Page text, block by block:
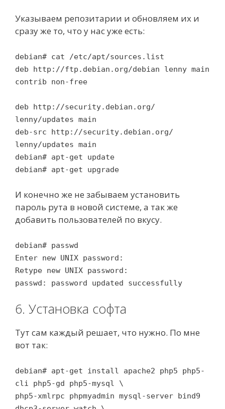
Указываем репозитарии и обновляем их и
сразу же то, что у нас уже есть:
debian# cat /etc/apt/sources.list
deb http://ftp.debian.org/debian lenny main
contrib non-free
deb http://security.debian.org/
lenny/updates main
deb-src http://security.debian.org/
lenny/updates main
debian# apt-get update
debian# apt-get upgrade
И конечно же не забываем установить
пароль рута в новой системе, а так же
добавить пользователей по вкусу.
debian# passwd
Enter new UNIX password:
Retype new UNIX password:
passwd: password updated successfully
6. Установка софта
Тут сам каждый решает, что нужно. По мне
вот так:
debian# apt-get install apache2 php5 php5-
cli php5-gd php5-mysql \
php5-xmlrpc phpmyadmin mysql-server bind9